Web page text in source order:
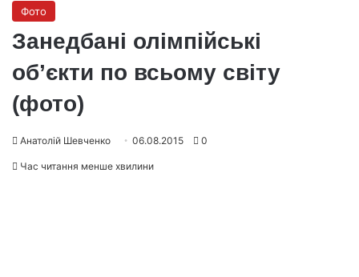
Фото
Занедбані олімпійські
об’єкти по всьому світу
(фото)
Анатолій Шевченко 06.08.2015 0
Час читання менше хвилини